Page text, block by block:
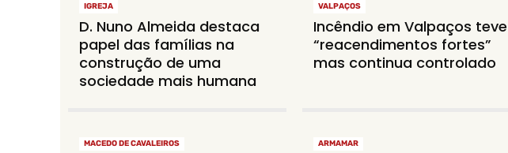
IGREJA
D. Nuno Almeida destaca
papel das famílias na
construção de uma
sociedade mais humana
VALPAÇOS
Incêndio em Valpaços teve
“reacendimentos fortes”
mas continua controlado
MACEDO DE CAVALEIROS ARMAMAR